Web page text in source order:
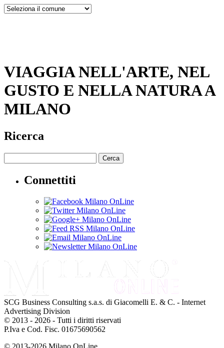
VIAGGIA NELL'ARTE, NEL
GUSTO E NELLA NATURA A
MILANO
Ricerca
Cerca
Connettiti
SCG Business Consulting s.a.s. di Giacomelli E. & C. - Internet
Advertising Division
© 2013 - 2026 - Tutti i diritti riservati
P.Iva e Cod. Fisc. 01675690562
© 2013-2026 Milano OnLine